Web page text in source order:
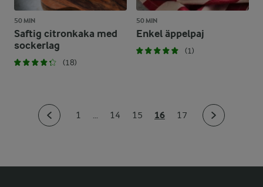
50 MIN
Saftig citronkaka med
sockerlag
(18)
50 MIN
Enkel äppelpaj
(1)
1 ... 14 15 16 17